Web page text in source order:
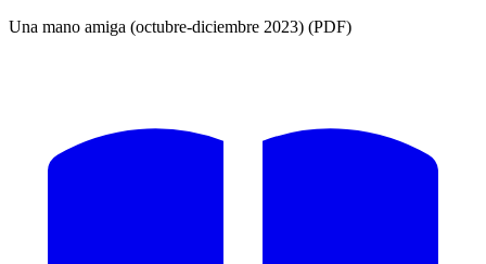
Una mano amiga (octubre-diciembre 2023) (PDF)